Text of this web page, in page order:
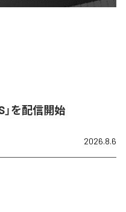
」を配信開始
2026.8.6